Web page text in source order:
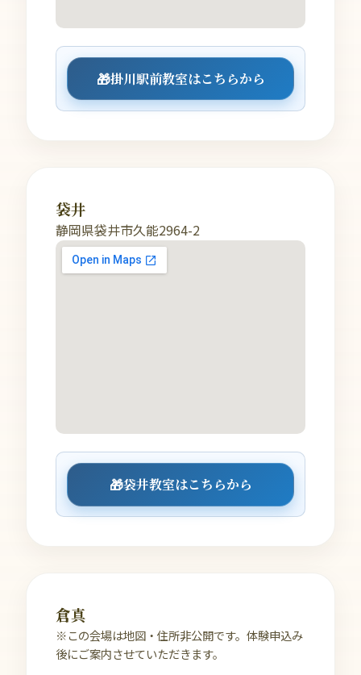
🎁掛川駅前教室はこちらから
袋井
静岡県袋井市久能2964-2
🎁袋井教室はこちらから
倉真
※この会場は地図・住所非公開です。体験申込み
後にご案内させていただきます。